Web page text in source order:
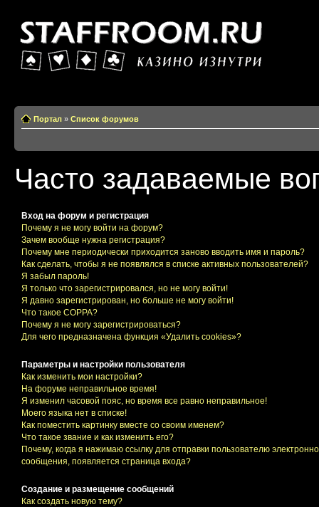
Портал » Список форумов
Часто задаваемые
Вход на форум и регистрация
Почему я не могу войти на форум?
Зачем вообще нужна регистрация?
Почему мне периодически приходится заново вводить имя и пароль?
Как сделать, чтобы я не появлялся в списке активных пользователей?
Я забыл пароль!
Я только что зарегистрировался, но не могу войти!
Я давно зарегистрирован, но больше не могу войти!
Что такое COPPA?
Почему я не могу зарегистрироваться?
Для чего предназначена функция «Удалить cookies»?
Параметры и настройки пользователя
Как изменить мои настройки?
На форуме неправильное время!
Я изменил часовой пояс, но время все равно неправильное!
Моего языка нет в списке!
Как поместить картинку вместе со своим именем?
Что такое звание и как изменить его?
Почему, когда я нажимаю ссылку для отправки пользователю
сообщения, появляется страница входа?
Создание и размещение сообщений
Как создать новую тему?